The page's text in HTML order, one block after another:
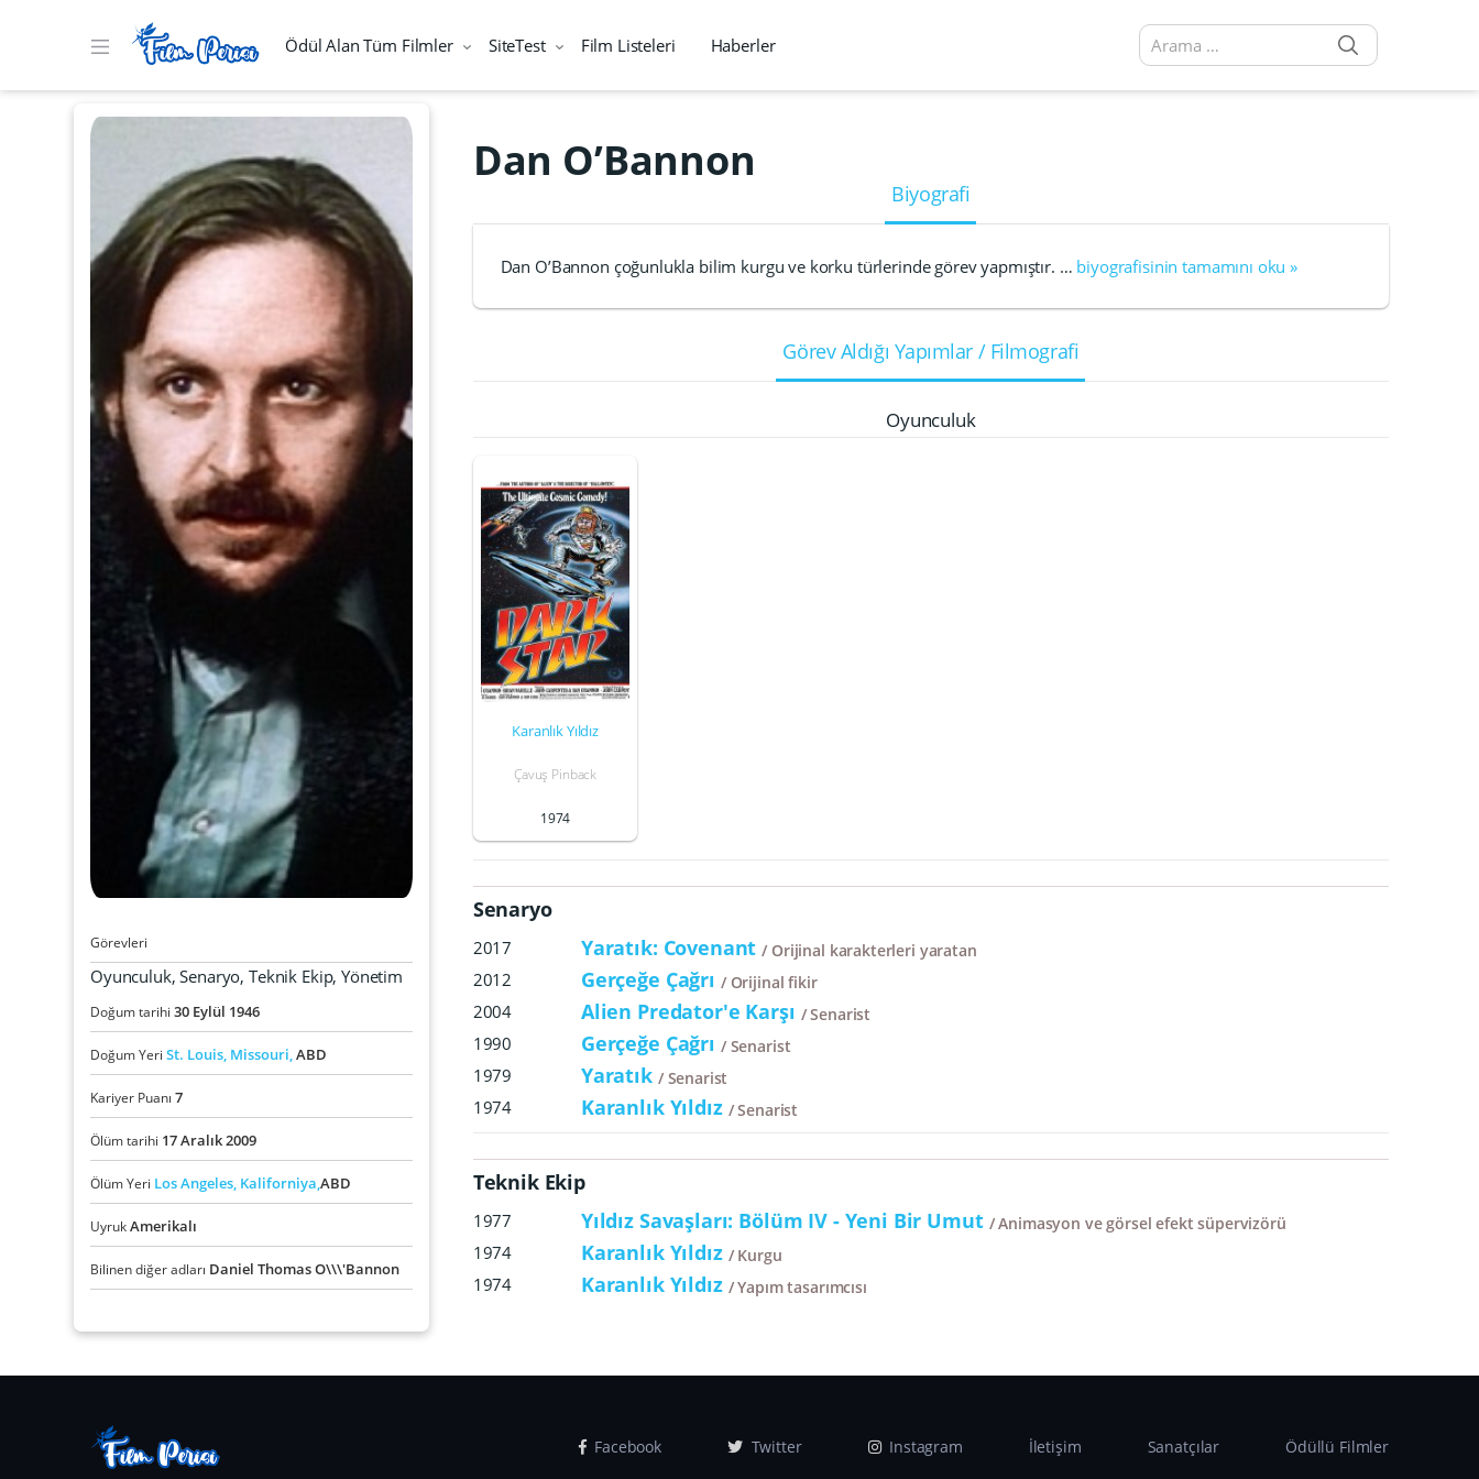
Ödül Alan Tüm Filmler SiteTest Film Listeleri Haberler
Arama sonuçları:
Görevleri
Oyunculuk, Senaryo, Teknik Ekip, Yönetim
Doğum tarihi 30 Eylül 1946
Doğum Yeri St. Louis, Missouri,ABD
Kariyer Puanı 7
Ölüm tarihi 17Aralık2009
Ölüm Yeri Los Angeles, Kaliforniya,ABD
UyrukAmerikalı
Bilinen diğer adları Daniel Thomas O\\\'Bannon
Dan O’Bannon
Biyografi
Dan O’Bannon çoğunlukla bilim kurgu ve korku türlerinde görev yapmıştır. … biyografisinin tamamını oku »
Görev Aldığı Yapımlar / Filmografi
Oyunculuk
Karanlık Yıldız
Çavuş Pinback
1974
Senaryo
2017 Yaratık: Covenant Orijinal karakterleri yaratan
2012 Gerçeğe Çağrı Orijinal fikir
2004 Alien Predator'e Karşı Senarist
1990 Gerçeğe Çağrı Senarist
1979 Yaratık Senarist
1974 Karanlık Yıldız Senarist
Teknik Ekip
1977 Yıldız Savaşları: Bölüm IV - Yeni Bir Umut Animasyon ve görsel efekt süpervizörü
1974 Karanlık Yıldız Kurgu
1974 Karanlık Yıldız Yapım tasarımcısı
Facebook Twitter Instagram İletişim Sanatçılar Ödüllü Filmler